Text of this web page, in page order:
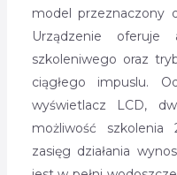
model przeznaczony
Urządzenie
szkoleniwego oraz
ciągłego impuslu.
wyświetlacz LCD,
możliwość
zasięg działania